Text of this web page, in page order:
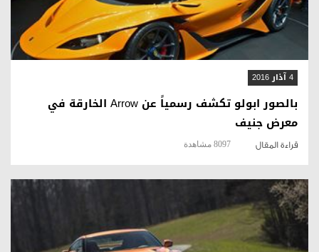
4 آذار 2016
بالصور ابولو تكشف رسمياً عن Arrow الخارقة في
معرض جنيف
قراءة المقال 8097 مشاهدة
قراءة المقال